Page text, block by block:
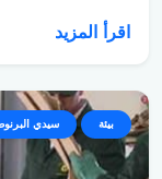
اقرأ المزيد
بيئة سيدي